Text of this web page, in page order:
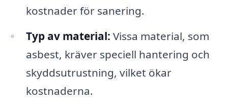
kostnader för sanering.
Typ av material: Vissa material, som
asbest, kräver speciell hantering och
skyddsutrustning, vilket ökar
kostnaderna.